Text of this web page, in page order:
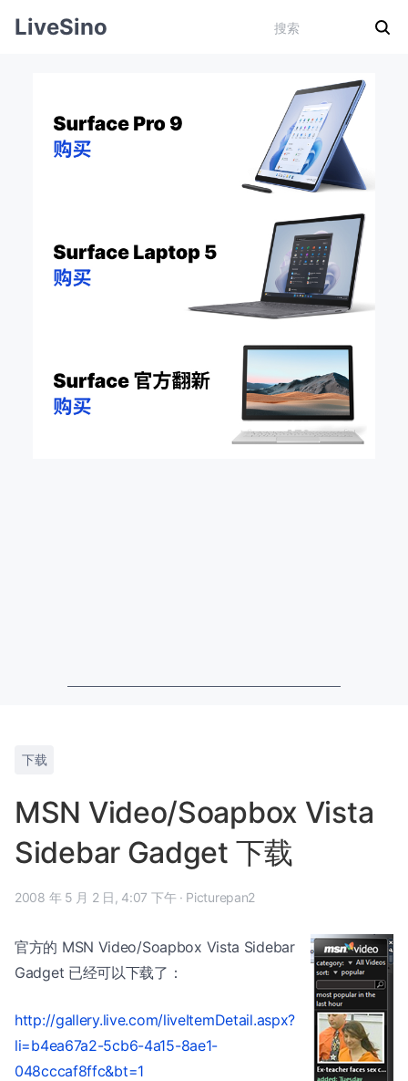
LiveSino
下载
MSN Video/Soapbox Vista
Sidebar Gadget 下载
2008 年 5 月 2 日, 4:07 下午 · Picturepan2
官方的 MSN Video/Soapbox Vista Sidebar
Gadget 已经可以下载了：
http://gallery.live.com/liveItemDetail.aspx?
li=b4ea67a2-5cb6-4a15-8ae1-
048cccaf8ffc&bt=1